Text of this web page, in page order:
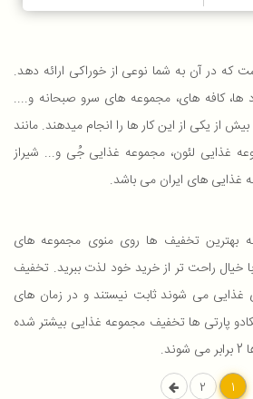
که در آن به شما نوعی از خوراکی ارائه دهد.
ها، کافه های، مجموعه های سرو صبحانه و....
از یکی از این کار ها را انجام میدهند. مانند
غذایی لئون، مجموعه غذایی جُی و... شیراز
غذایی های ایران می باشد.
بهترین تخفیف ها روی منوی مجموعه های
خیال راحت تر از خرید خود لذت ببرید. تخفیف
می شوند ثابت نیستند و در زمان های
پارتی ها تخفیف مجموعه غذایی بیشتر شده
1
2